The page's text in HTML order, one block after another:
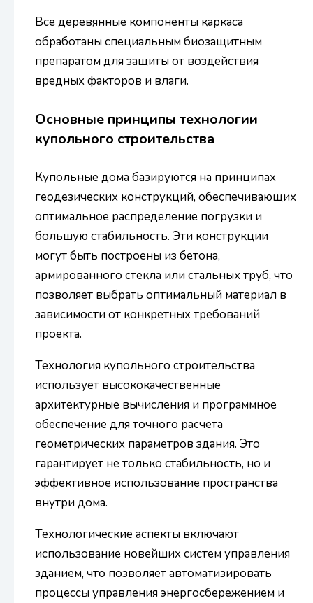
Все деревянные компоненты каркаса
обработаны специальным биозащитным
препаратом для защиты от воздействия
вредных факторов и влаги.
Основные принципы технологии
купольного строительства
Купольные дома базируются на принципах
геодезических конструкций, обеспечивающих
оптимальное распределение погрузки и
большую стабильность. Эти конструкции
могут быть построены из бетона,
армированного стекла или стальных труб, что
позволяет выбрать оптимальный материал в
зависимости от конкретных требований
проекта.
Технология купольного строительства
использует высококачественные
архитектурные вычисления и программное
обеспечение для точного расчета
геометрических параметров здания. Это
гарантирует не только стабильность, но и
эффективное использование пространства
внутри дома.
Технологические аспекты включают
использование новейших систем управления
зданием, что позволяет автоматизировать
процессы управления энергосбережением и